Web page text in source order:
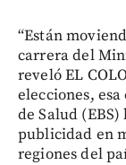
“Están
carrera del
reveló EL
elecciones,
de Salud
publicidad en
regiones del